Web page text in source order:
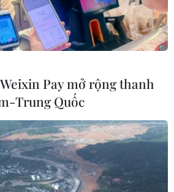
trên tuyến cao tốc Mai Sơn-
(Ảnh: Huy Hùng/TTXVN)
Weixin Pay mở rộng thanh
Trung Quốc